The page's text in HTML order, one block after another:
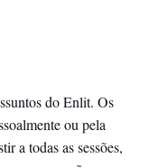
do Enlit. Os
ou pela
a todas as sessões,